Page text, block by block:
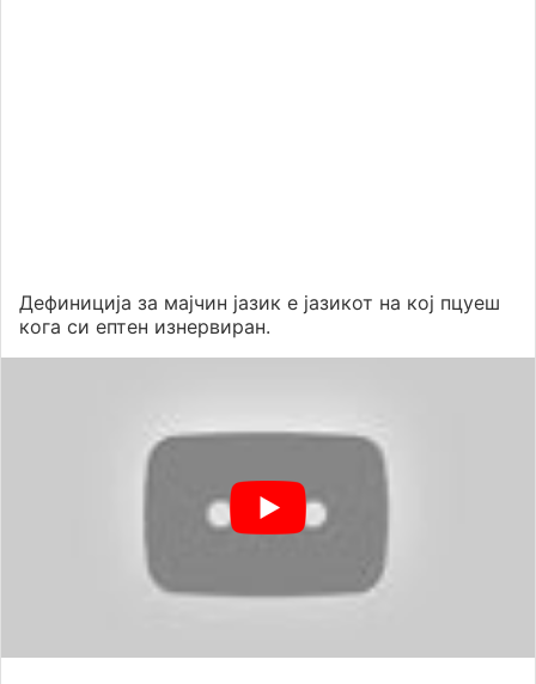
Дефиниција за мајчин јазик е јазикот на кој пцуеш
кога си ептен изнервиран.